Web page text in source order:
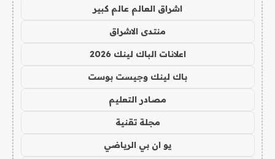
اشراق العالم عالم كبير
منتدى الاشراق
اعلانات الباك لينك 2026
باك لينك وجيست بوست
مصادر التعليم
مجلة تقنية
يو ان بي الرياضي